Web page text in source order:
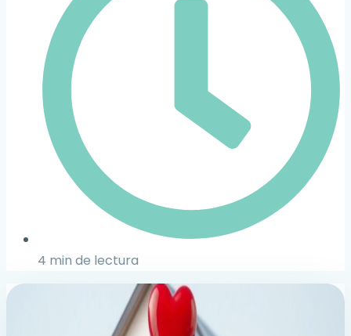
4 min de lectura